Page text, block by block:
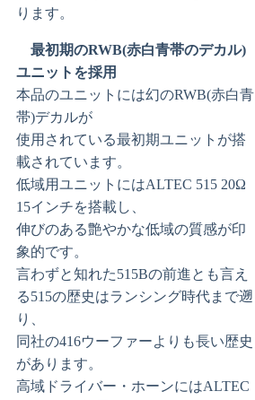
ります。
最初期のRWB(赤白青帯のデカル)
ユニットを採用
本品のユニットには幻のRWB(赤白青
帯)デカルが
使用されている最初期ユニットが搭
載されています。
低域用ユニットにはALTEC 515 20Ω
15インチを搭載し、
伸びのある艶やかな低域の質感が印
象的です。
言わずと知れた515Bの前進とも言え
る515の歴史はランシング時代まで遡
り、
同社の416ウーファーよりも長い歴史
があります。
高域ドライバー・ホーンにはALTEC